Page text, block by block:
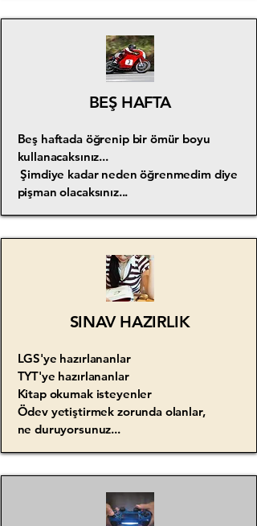
BEŞ HAFTA
Beş haftada öğrenip bir ömür boyu
kullanacaksınız...
Şimdiye kadar neden öğrenmedim diye
pişman olacaksınız...
SINAV HAZIRLIK
LGS'ye hazırlananlar
TYT'ye hazırlananlar
Kitap okumak isteyenler
Ödev yetiştirmek zorunda olanlar,
ne duruyorsunuz...